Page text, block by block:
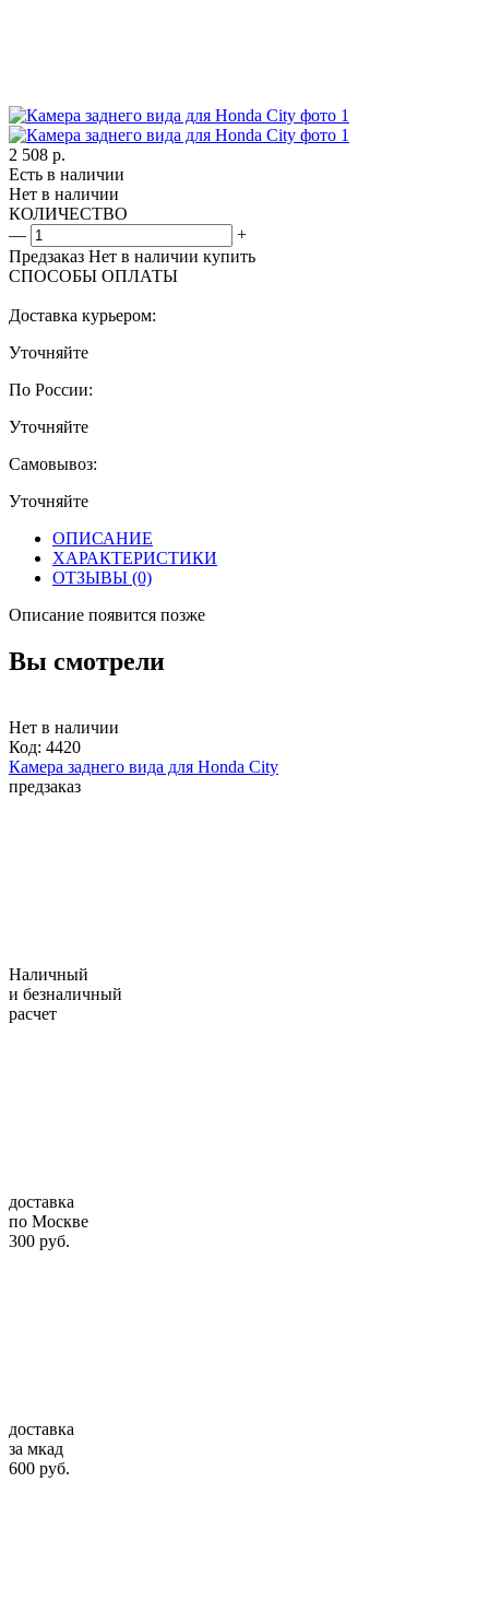
2 508 р.
Есть в наличии
Нет в наличии
КОЛИЧЕСТВО
—
+
Предзаказ Нет в наличии купить
СПОСОБЫ ОПЛАТЫ
Доставка курьером:
Уточняйте
По России:
Уточняйте
Самовывоз:
Уточняйте
ОПИСАНИЕ
ХАРАКТЕРИСТИКИ
ОТЗЫВЫ (0)
Описание появится позже
Вы смотрели
Нет в наличии
Код: 4420
Камера заднего вида для Honda City
предзаказ
Наличный
и безналичный
расчет
доставка
по Москве
300 руб.
доставка
за мкад
600 руб.